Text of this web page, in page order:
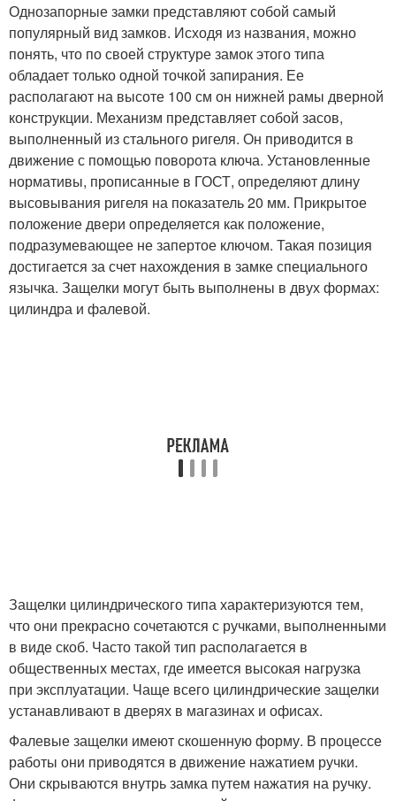
Однозапорные замки представляют собой самый
популярный вид замков. Исходя из названия, можно
понять, что по своей структуре замок этого типа
обладает только одной точкой запирания. Ее
располагают на высоте 100 см он нижней рамы дверной
конструкции. Механизм представляет собой засов,
выполненный из стального ригеля. Он приводится в
движение с помощью поворота ключа. Установленные
нормативы, прописанные в ГОСТ, определяют длину
высовывания ригеля на показатель 20 мм. Прикрытое
положение двери определяется как положение,
подразумевающее не запертое ключом. Такая позиция
достигается за счет нахождения в замке специального
язычка. Защелки могут быть выполнены в двух формах:
цилиндра и фалевой.
Защелки цилиндрического типа характеризуются тем,
что они прекрасно сочетаются с ручками, выполненными
в виде скоб. Часто такой тип располагается в
общественных местах, где имеется высокая нагрузка
при эксплуатации. Чаще всего цилиндрические защелки
устанавливают в дверях в магазинах и офисах.
Фалевые защелки имеют скошенную форму. В процессе
работы они приводятся в движение нажатием ручки.
Они скрываются внутрь замка путем нажатия на ручку.